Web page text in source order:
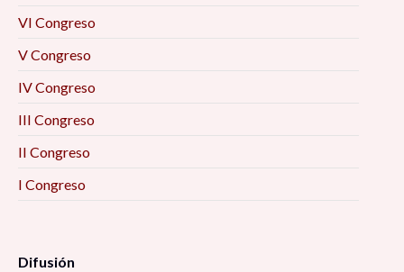
VI Congreso
V Congreso
IV Congreso
III Congreso
II Congreso
I Congreso
Difusión